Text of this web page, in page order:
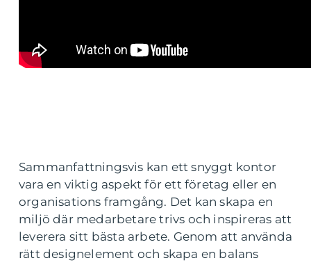
Sammanfattningsvis kan ett snyggt kontor
vara en viktig aspekt för ett företag eller en
organisations framgång. Det kan skapa en
miljö där medarbetare trivs och inspireras att
leverera sitt bästa arbete. Genom att använda
rätt designelement och skapa en balans